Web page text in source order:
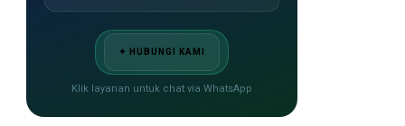
✦ HUBUNGI KAMI
Klik layanan untuk chat via WhatsApp